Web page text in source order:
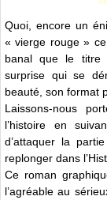
Quoi, encore un
« vierge rouge »
banal que le titre
surprise qui se
beauté, son format
Laissons-nous
l’histoire en
d’attaquer la
replonger dans
Ce roman
l’agréable au